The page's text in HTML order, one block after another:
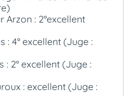
Arzon : 2°excellent
: 4° excellent (Juge :
: 2° excellent (Juge :
: excellent (Juge :